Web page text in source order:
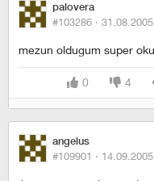
palovera
#103286 ·
mezun oldugum super
0 4
angelus
#109901 ·